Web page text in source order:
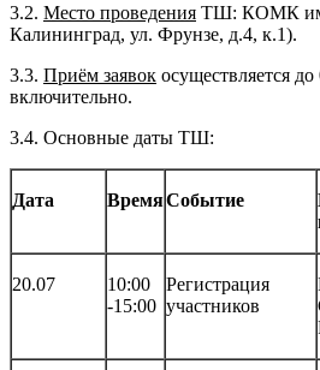
3.2. Место проведения ТШ: КОМК им.
Калининград, ул. Фрунзе, д.4, к.1).
3.3. Приём заявок осуществляется
включительно.
3.4. Основные даты ТШ:
Дата ВремяСобытие
20.07
10:00
-15:00
Регистрация
участников